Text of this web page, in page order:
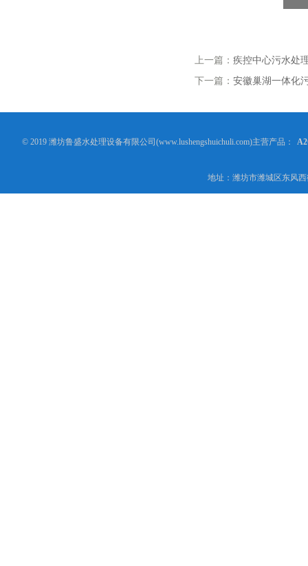
上一篇： 疾控中心污水处
下一篇： 安徽巢湖一体化
© 2019 潍坊鲁盛水处理设备有限公司(www.lushengshuichuli.com)主营产品：
地址：潍坊市潍城区东风